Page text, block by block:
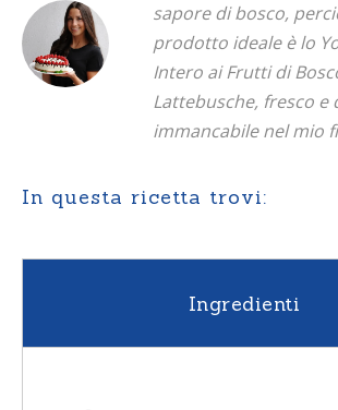
sapore di bosco,
prodotto ideale è lo
Intero ai Frutti di
Lattebusche, fresco e
immancabile nel mio
In questa ricetta trovi:
Ingredienti